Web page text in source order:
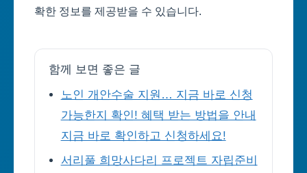
확한 정보를 제공받을 수 있습니다.
함께 보면 좋은 글
노인 개안수술 지원… 지금 바로 신청
가능한지 확인! 혜택 받는 방법을 안내
지금 바로 확인하고 신청하세요!
서리풀 희망사다리 프로젝트 자립준비